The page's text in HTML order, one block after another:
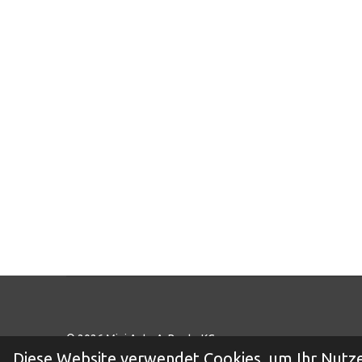
© 2026 Mini Auto A. Bunte KG